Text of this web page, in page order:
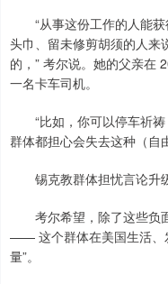
“从事这份工作的人能获
头巾、留未修剪胡须的人来
的，” 考尔说。她的父亲在
一名卡车司机。
“比如，你可以停车祈祷
群体都担心会失去这种（自
锡克教群体担忧言论升
考尔希望，除了这些负
—— 这个群体在美国生活、
量”。